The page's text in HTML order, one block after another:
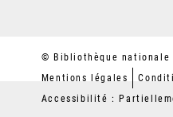
© Bibliothèque nationale
Mentions légales
Accessibilité :